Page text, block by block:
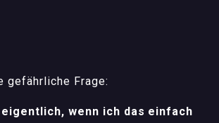
gefährliche Frage:
wenn ich das einfach